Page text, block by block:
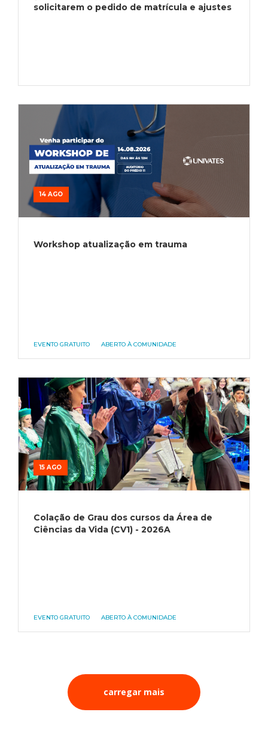
solicitarem o pedido de matrícula e ajustes
14 AGO
Workshop atualização em trauma
EVENTO GRATUITO ABERTO À COMUNIDADE
15 AGO
Colação de Grau dos cursos da Área de
Ciências da Vida (CV1) - 2026A
EVENTO GRATUITO ABERTO À COMUNIDADE
carregar mais